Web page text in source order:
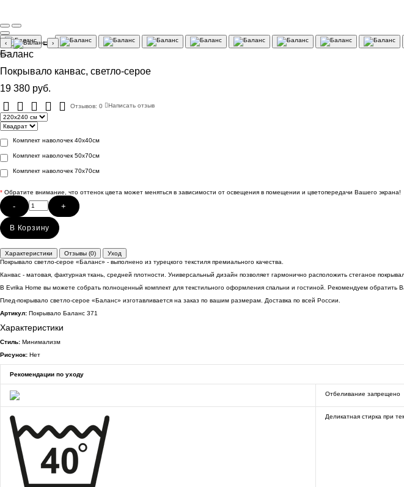
‹ ›
Баланс
Покрывало канвас, светло-серое
19 380 руб.
Отзывов: 0 Написать отзыв
Комплект наволочек 40х40см
Комплект наволочек 50х70см
Комплект наволочек 70х70см
* Обратите внимание, что оттенок цвета может меняться в зависимости от освещения в помещении и цветопередачи Вашего экрана!
- +
В Корзину
Характеристики Отзывы (0)
Уход
Покрывало светло-серое «Баланс» - выполнено из турецкого текстиля премиального качества.
Канвас - матовая, фактурная ткань, средней плотности. Универсальный дизайн позволяет гармонично расположить стеганое
В Evrika Home вы можете собрать полноценный комплект для текстильного оформления спальни и гостиной. Рекомендуем
Плед-покрывало светло-серое «Баланс» изготавливается на заказ по вашим размерам. Доставка по всей России.
Артикул: Покрывало Баланс 371
Характеристики
Стиль: Минимализм
Рисунок: Нет
Рекомендации по уходу
Отбеливание запрещено
Деликатная стирка при